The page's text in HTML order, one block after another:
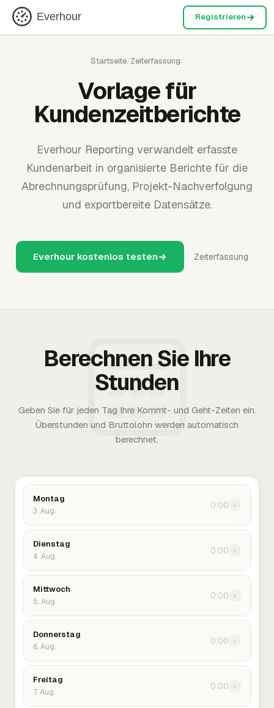
Everhour Registrieren
Startseite/Zeiterfassung/
Vorlage für
Kundenzeitberichte
Everhour Reporting verwandelt erfasste
Kundenarbeit in organisierte Berichte für die
Abrechnungsprüfung, Projekt-Nachverfolgung
und exportbereite Datensätze.
Everhour kostenlos testen Zeiterfassung
Berechnen Sie Ihre
Stunden
Geben Sie für jeden Tag Ihre Kommt- und Geht-Zeiten ein.
Überstunden und Bruttolohn werden automatisch
berechnet.
Montag
3. Aug.
0:00 ›
Dienstag
4. Aug.
0:00 ›
Mittwoch
5. Aug.
0:00 ›
Donnerstag
6. Aug.
0:00 ›
Freitag
7. Aug.
0:00 ›